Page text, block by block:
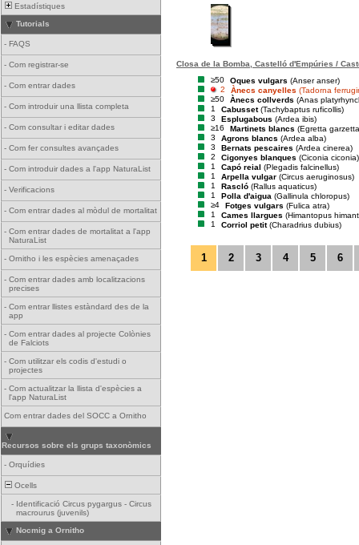
Estadístiques
Tutorials
- FAQS
- Com registrar-se
- Com entrar dades
- Com introduir una llista completa
- Com consultar i editar dades
- Com fer consultes avançades
- Com introduir dades a l'app NaturaList
- Verificacions
- Com entrar dades al mòdul de mortalitat
- Com entrar dades de mortalitat a l'app
NaturaList
- Ornitho i les espècies amenaçades
- Com entrar dades amb localitzacions
precises
- Com entrar llistes estàndard des de la
app
- Com entrar dades al projecte Colònies
de Falciots
- Com utilitzar els codis d'estudi o
projectes
- Com actualitzar la llista d'espècies a
l'app NaturaList
Com entrar dades del SOCC a Ornitho
Recursos sobre els grups taxonòmics
- Orquídies
Ocells
- Identificació Circus pygargus - Circus
macrourus (juvenils)
Nocmig a Ornitho
Closa de la Bomba, Castelló d'Empúries /
≥50
Oques vulgars (Anser anser)
2
Ànecs canyelles (Tadorna
≥50
Ànecs collverds (Anas
1
Cabusset (Tachybaptus ruficollis)
3
Esplugabous (Ardea ibis)
≥16
Martinets blancs (Egretta
3
Agrons blancs (Ardea alba)
3
Bernats pescaires (Ardea cinerea)
2
Cigonyes blanques (Ciconia ciconia)
1
Capó reial (Plegadis falcinellus)
1
Arpella vulgar (Circus aeruginosus)
1
Rascló (Rallus aquaticus)
1
Polla d'aigua (Gallinula chloropus)
≥4
Fotges vulgars (Fulica atra)
1
Cames llargues (Himantopus
1
Corriol petit (Charadrius dubius)
1 2 3 4 5 6